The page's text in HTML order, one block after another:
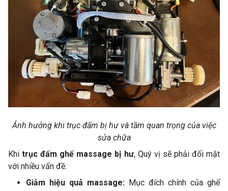
Ảnh hưởng khi trục đấm bị hư và tầm quan trọng của việc
sửa chữa
Khitrục đấm ghế massage bị hư, Quý vị sẽ phải đối mặt
với nhiều vấn đề:
Giảm hiệu quả massage: Mục đích chính của ghế